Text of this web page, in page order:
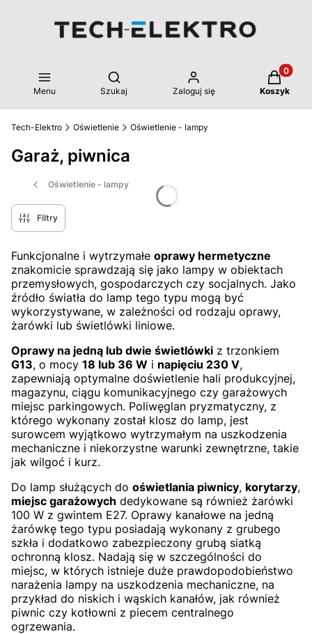
Menu
Otwórz wyszukiwarkę
Szukaj Zaloguj się Koszyk
Tech-Elektro Oświetlenie Oświetlenie - lampy
Garaż, piwnica
Oświetlenie - lampy
Filtry
Funkcjonalne i wytrzymałe oprawy hermetyczne
znakomicie sprawdzają się jako lampy w obiektach
przemysłowych, gospodarczych czy socjalnych. Jako
źródło światła do lamp tego typu mogą być
wykorzystywane, w zależności od rodzaju oprawy,
żarówki lub świetlówki liniowe.
Oprawy na jedną lub dwie świetlówki z trzonkiem
G13, o mocy 18 lub 36 W i napięciu 230 V,
zapewniają optymalne doświetlenie hali produkcyjnej,
magazynu, ciągu komunikacyjnego czy garażowych
miejsc parkingowych. Poliwęglan pryzmatyczny, z
którego wykonany został klosz do lamp, jest
surowcem wyjątkowo wytrzymałym na uszkodzenia
mechaniczne i niekorzystne warunki zewnętrzne, takie
jak wilgoć i kurz.
Do lamp służących do oświetlania piwnicy, korytarzy,
miejsc garażowych dedykowane są również żarówki
100 W z gwintem E27. Oprawy kanałowe na jedną
żarówkę tego typu posiadają wykonany z grubego
szkła i dodatkowo zabezpieczony grubą siatką
ochronną klosz. Nadają się w szczególności do
miejsc, w których istnieje duże prawdopodobieństwo
narażenia lampy na uszkodzenia mechaniczne, na
przykład do niskich i wąskich kanałów, jak również
piwnic czy kotłowni z piecem centralnego
ogrzewania.